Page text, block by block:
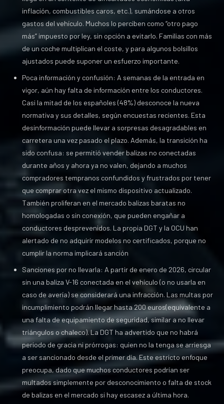
inflación, combustibles caros, etc.), sumándose a otros
gastos del vehículo. Muchos lo perciben como “otro pago
más” impuesto por ley, sin opción a evitarlo. Familias con más
de un coche multiplican el coste, y para algunos bolsillos
ajustados puede suponer un esfuerzo importante.
Poca información y confusión: A semanas de la entrada en
vigor, aún hay falta de información entre los conductores.
Casi la mitad de los españoles (48%) desconoce la nueva
normativa y sus detalles, según encuestas recientes. Esta
desinformación puede llevar a sorpresas desagradables en
carretera una vez pasado el plazo. Además, la transición ha
sido confusa: se permitió vender balizas no conectadas
durante años y ahora ya no valen, dejando a muchos
compradores tempranos confundidos y frustrados por tener
que comprar otra vez el mismo dispositivo actualizado.
También proliferan en el mercado balizas baratas no
homologadas o sin conexión, que pueden engañar a
conductores desprevenidos. La propia DGT y la OCU han
alertado de no adquirir modelos no certificados, porque no
cumplir la norma implicará sanción
Sanciones por no llevarla: A partir de enero de 2026, circular
sin una baliza V-16 conectada en el vehículo (o no usarla en
caso de avería) se considerará una infracción. Las multas por
incumplimiento podrán llegar hasta 200 euros(equivalente a
una falta de equipamiento de seguridad, similar a no llevar
triángulos o chaleco). La DGT ha advertido que no habrá
periodo de gracia ni prórrogas: quien no la tenga se arriesga
a ser sancionado desde el primer día. Este estricto enfoque
preocupa, dado que muchos conductores podrían ser
multados simplemente por desconocimiento o falta de stock
de balizas en el mercado si hay escasez a última hora.